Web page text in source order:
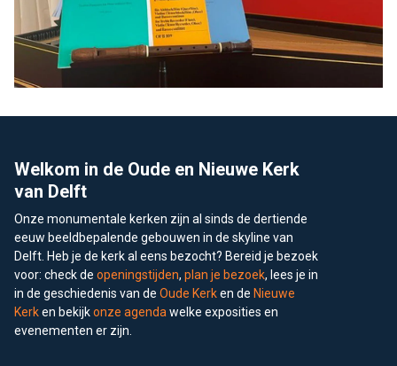
Welkom in de Oude en Nieuwe Kerk
van Delft
Onze monumentale kerken zijn al sinds de dertiende
eeuw beeldbepalende gebouwen in de skyline van
Delft. Heb je de kerk al eens bezocht? Bereid je bezoek
voor: check de openingstijden, plan je bezoek, lees je in
in de geschiedenis van de Oude Kerken de Nieuwe
Kerken bekijkonze agenda welke exposities en
evenementen er zijn.